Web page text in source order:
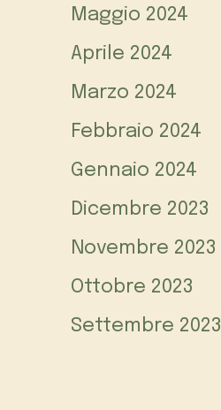
Maggio 2024
Aprile 2024
Marzo 2024
Febbraio 2024
Gennaio 2024
Dicembre 2023
Novembre 2023
Ottobre 2023
Settembre 2023